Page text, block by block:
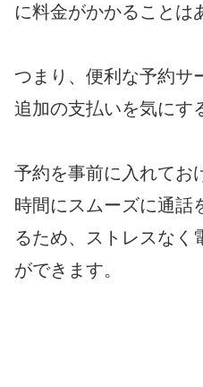
に料金がかかることは
つまり、便利な予約サ
追加の支払いを気にす
予約を事前に入れてお
時間にスムーズに通話
るため、ストレスなく
ができます。